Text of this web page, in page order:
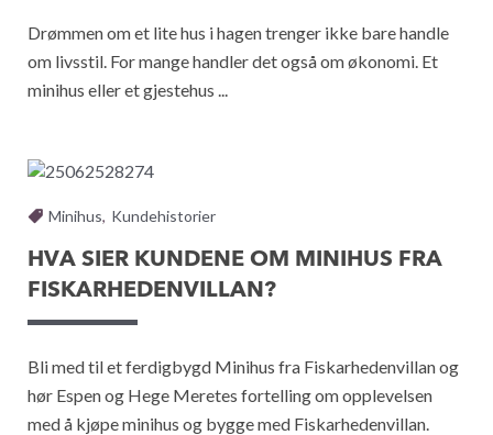
Drømmen om et lite hus i hagen trenger ikke bare handle
om livsstil. For mange handler det også om økonomi. Et
minihus eller et gjestehus ...
Minihus, Kundehistorier
HVA SIER KUNDENE OM MINIHUS FRA
FISKARHEDENVILLAN?
Bli med til et ferdigbygd Minihus fra Fiskarhedenvillan og
hør Espen og Hege Meretes fortelling om opplevelsen
med å kjøpe minihus og bygge med Fiskarhedenvillan.